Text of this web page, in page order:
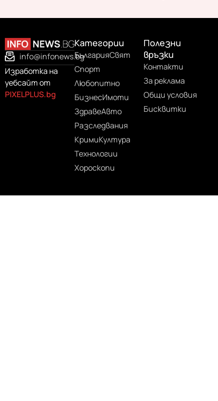
info@infonews.bg
Изработка на
уебсайт от
PIXELPLUS.bg
Категории
БългарияСвят
Спорт
Любопитно
БизнесИмоти
ЗдравеАвто
Разследвания
КримиКултура
Технологии
Хороскопи
Полезни
връзки
Контакти
За реклама
Общи условия
Бисквитки